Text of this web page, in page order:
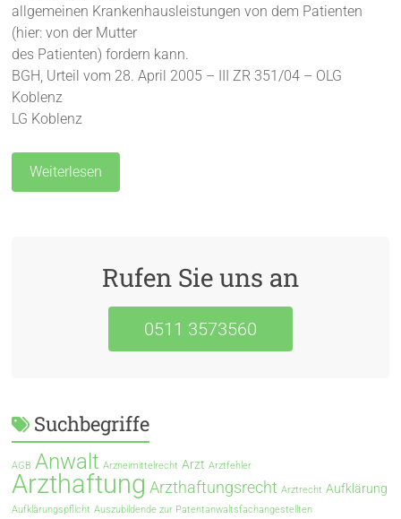
allgemeinen Krankenhausleistungen von dem Patienten
(hier: von der Mutter
des Patienten) fordern kann.
BGH, Urteil vom 28. April 2005 – III ZR 351/04 – OLG
Koblenz
LG Koblenz
Weiterlesen
Rufen Sie uns an
0511 3573560
Suchbegriffe
AGB Anwalt Arzneimittelrecht Arzt Arztfehler
Arzthaftung Arzthaftungsrecht Arztrecht Aufklärung
Aufklärungspflicht Auszubildende zur Patentanwaltsfachangestellten